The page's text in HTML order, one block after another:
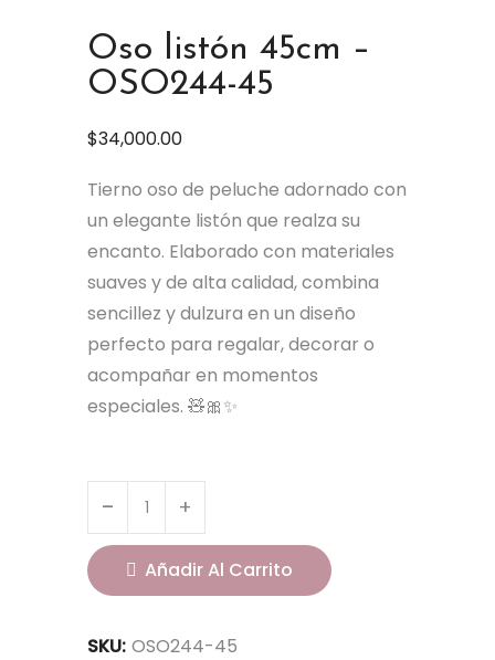
Oso listón 45cm –
OSO244-45
$34,000.00
Tierno oso de peluche adornado con
un elegante listón que realza su
encanto. Elaborado con materiales
suaves y de alta calidad, combina
sencillez y dulzura en un diseño
perfecto para regalar, decorar o
acompañar en momentos
especiales. 🧸🎀✨
Añadir Al Carrito
SKU: OSO244-45